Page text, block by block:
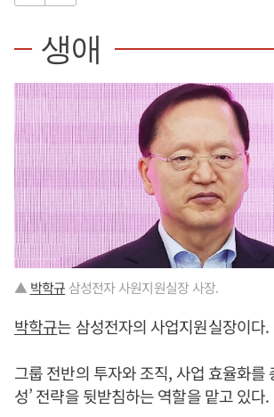
생애
▲ 박학규 삼성전자 사원지원실장 사장.
박학규는 삼성전자의 사업지원실장이다.
그룹 전반의 투자와 조직, 사업 효율화를
성’ 전략을 뒷받침하는 역할을 맡고 있다.